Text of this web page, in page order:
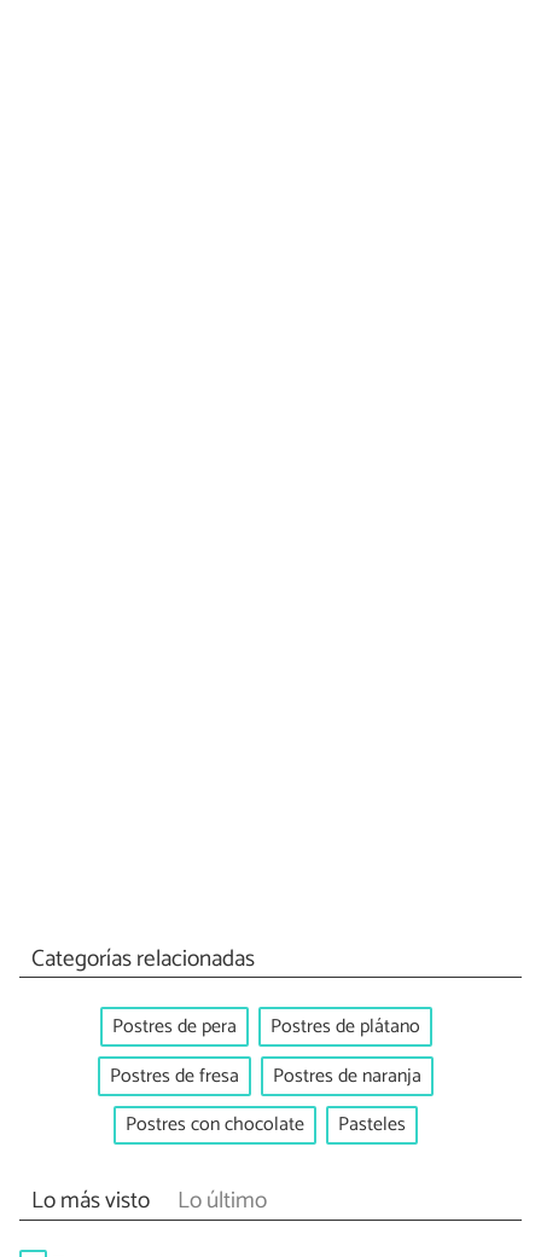
Categorías relacionadas
Postres de pera
Postres de plátano
Postres de fresa
Postres de naranja
Postres con chocolate
Pasteles
Lo más visto Lo último